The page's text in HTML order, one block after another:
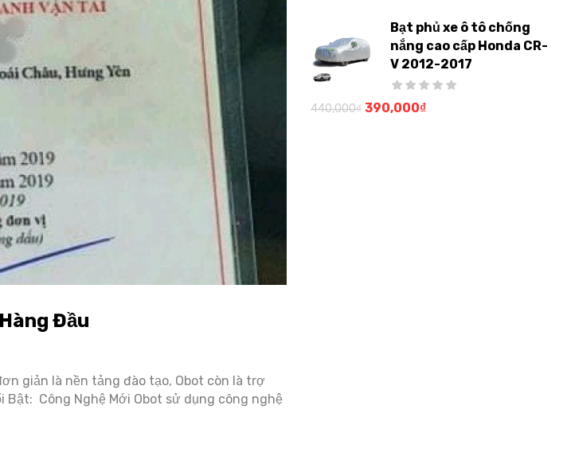
Đầu
giản là nền tảng đào tạo, Obot còn là trợ
Công Nghệ Mới Obot sử dụng công nghệ
Bạt phủ xe ô tô chống
nắng cao cấp Honda CR-
V 2012-2017
440,000₫ 390,000₫